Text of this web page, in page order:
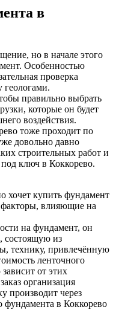
в
но в начале этого
Особенностью
проверка
геологами.
правильно выбрать
которые он будет
воздействия.
тоже проходит по
довольно давно
строительных работ и
под ключ в Коккорево.
хочет купить фундамент
факторы, влияющие на
на фундамент, он
состоящую из
технику, привлечённую
ленточного
от этих
организация
производит через
фундамента в Коккорево